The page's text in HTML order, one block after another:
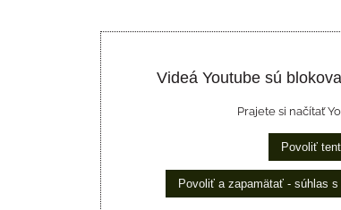
Videá Youtube sú
Prajete si načítať
Povoliť
Povoliť a zapamätať - súhlas